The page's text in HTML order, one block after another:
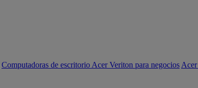
Computadoras de escritorio Acer Veriton para negocios